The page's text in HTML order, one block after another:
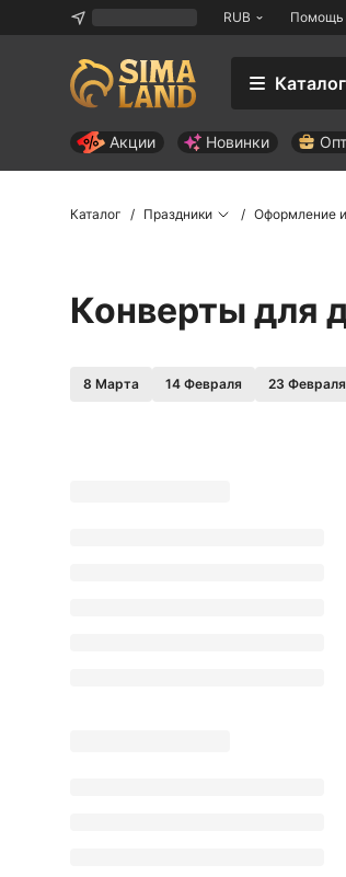
RUB Помощь
Каталог
Акции Новинки
Каталог Праздники Оформление
Конверты для
8 Марта 14 Февраля 23 Февраля